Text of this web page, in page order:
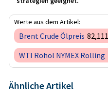
Werte aus dem Artikel:
Brent Crude Ölpreis
WTI Rohöl NYMEX Rolling
Ähnliche Artikel